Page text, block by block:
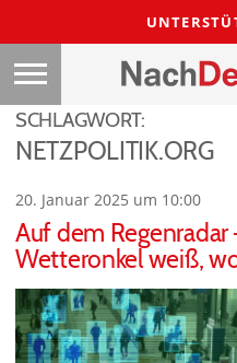
SCHLAGWORT:
NETZPOLITIK.ORG
20. Januar 2025 um 10:00
Auf dem Regenradar
Wetteronkel weiß,